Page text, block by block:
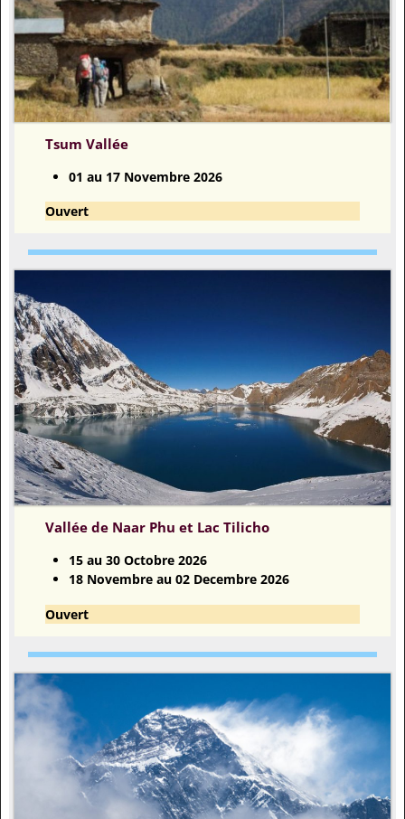
Tsum Vallée
01 au 17 Novembre 2026
Ouvert
Vallée de Naar Phu et Lac Tilicho
15 au 30 Octobre 2026
18 Novembre au 02 Decembre 2026
Ouvert